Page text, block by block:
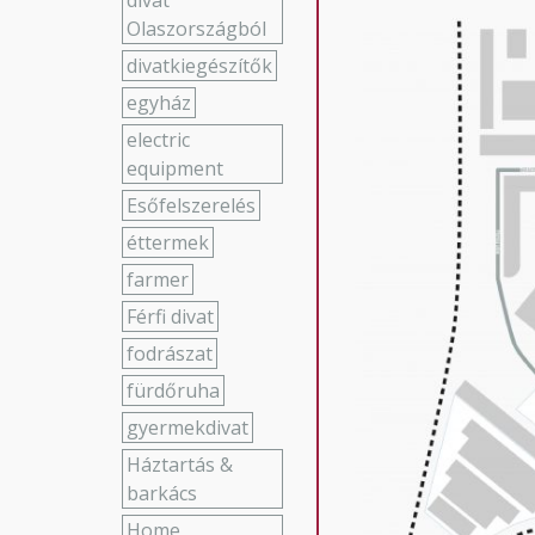
Olaszországból
divatkiegészítők
egyház
electric
equipment
Esőfelszerelés
éttermek
farmer
Férfi divat
fodrászat
fürdőruha
gyermekdivat
Háztartás &
barkács